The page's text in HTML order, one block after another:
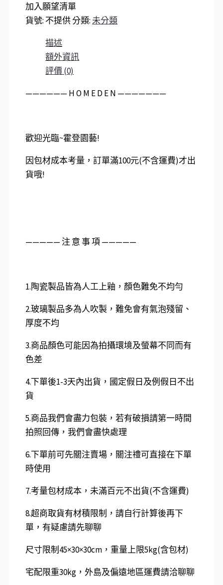
加入願望清單
貨號: 不提供分類:未分類
描述
額外資訊
評價 (0)
——————️ H O M E D E N ———————
歡迎光臨~霍登園藝!
因包材成本考量，訂單滿100元(不含運費)才出
貨哦!
—————️ 注 意 事 項 —————
1.陶瓷製品皆為人工上釉，顏色難免不均勻
2.玻璃製品多為人吹製，難免會有氣泡殘留、
厚度不均
3.商品顏色可能因為拍攝環境及螢幕不同而有
色差
4.下單後1-3天內出貨，國定假日及例假日不出
貨
5.商品我們會盡力包裝，若有破損請第一時間
拍照回傳，我們會盡快處理
6.下單前可先關注賣場，關注禮可直接在下單
時使用
7.考量包材成本，未滿百元不出貨(不含運費)
8.超商取貨有材積限制，請自行計算後再下
單，有疑慮請先聊聊
尺寸限制45×30×30cm，重量上限5kg(含包材)
宅配限重30kg，外島及偏遠地區運費請洽聊聊